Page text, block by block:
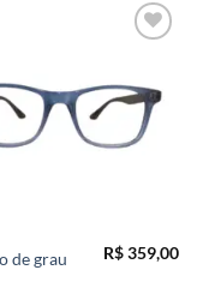
de grau
R$359,00